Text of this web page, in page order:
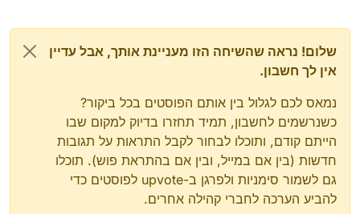
שלום! נראה שהשיחה הזו מעניינת אותך, אבל עדיין
אין לך חשבון.
נמאס לכם לגלול בין אותם הפוסטים בכל ביקור?
כשנרשמים לחשבון, תמיד תחזרו בדיוק למקום שבו
הייתם קודם, ותוכלו לבחור לקבל התראות על תגובות
חדשות (בין אם במייל, ובין אם בהתראת פוש). תוכלו
גם לשמור סימניות ולפרגן ב-upvote לפוסטים כדי
להביע הערכה לחברי קהילה אחרים.